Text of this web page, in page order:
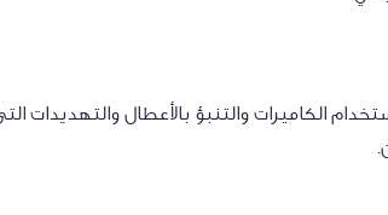
الكاميرات والتنبؤ بالأعطال والتهديدات